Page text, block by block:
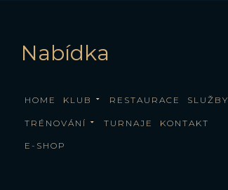
Nabídka
HOME KLUB RESTAURACE SLUŽBY
TRÉNOVÁNÍ TURNAJE KONTAKT
E-SHOP